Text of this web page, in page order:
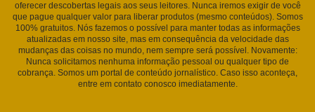
oferecer descobertas legais aos seus leitores. Nunca iremos exigir de você
que pague qualquer valor para liberar produtos (mesmo conteúdos). Somos
100% gratuitos. Nós fazemos o possível para manter todas as informações
atualizadas em nosso site, mas em consequência da velocidade das
mudanças das coisas no mundo, nem sempre será possível. Novamente:
Nunca solicitamos nenhuma informação pessoal ou qualquer tipo de
cobrança. Somos um portal de conteúdo jornalístico. Caso isso aconteça,
entre em contato conosco imediatamente.